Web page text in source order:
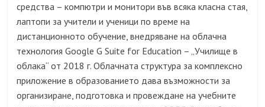
средства – компютри и монитори във всяка класна стая,
лаптопи за учители и ученици по време на
дистанционното обучение, внедряване на облачна
технология Google G Suite for Education – „Училище в
облака“ от 2018 г. Облачната структура за комплексно
приложение в образованието дава възможности за
организиране, подготовка и провеждане на учебните